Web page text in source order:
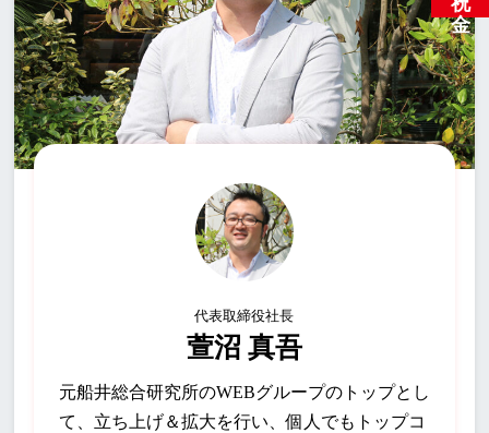
代表取締役社長
萱沼 真吾
元船井総合研究所のWEBグループのトップとし
て、立ち上げ＆拡大を行い、個人でもトップコ